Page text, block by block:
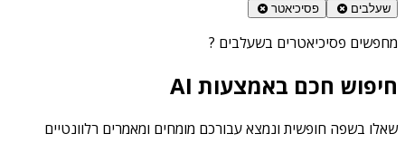
שעלבים פסיכיאטר
מחפשים פסיכיאטרים בשעלבים ?
חיפוש חכם באמצעות AI
שאלו בשפה חופשית ונמצא עבורכם מומחים ומאמרים רלוונטיים